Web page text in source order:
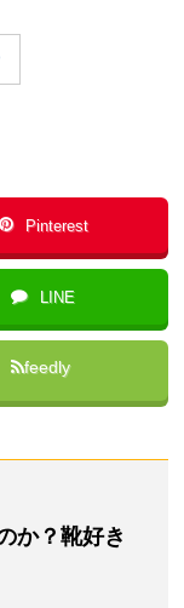
Pinterest
LINE
feedly
か？靴好き